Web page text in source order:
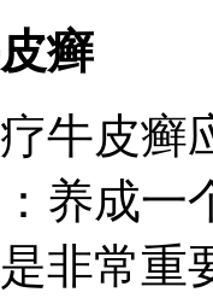
癣
牛皮癣
养成一
非常重